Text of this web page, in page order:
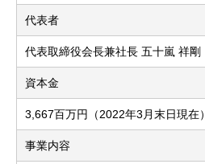
代表者
代表取締役会長兼社長 五十嵐 祥剛
資本金
3,667百万円（2022年3月末日現在）
事業内容